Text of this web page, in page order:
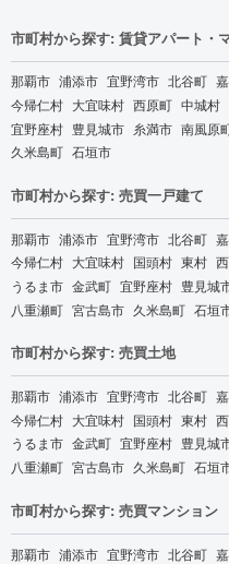
市町村から探す: 賃貸アパート・
那覇市 浦添市 宜野湾市 北谷町
今帰仁村 大宜味村 西原町 中城村
宜野座村 豊見城市 糸満市 南風原
久米島町 石垣市
市町村から探す: 売買一戸建て
那覇市 浦添市 宜野湾市 北谷町
今帰仁村 大宜味村 国頭村 東村
うるま市 金武町 宜野座村 豊見城
八重瀬町 宮古島市 久米島町 石垣
市町村から探す: 売買土地
那覇市 浦添市 宜野湾市 北谷町
今帰仁村 大宜味村 国頭村 東村
うるま市 金武町 宜野座村 豊見城
八重瀬町 宮古島市 久米島町 石垣
市町村から探す: 売買マンション
那覇市 浦添市 宜野湾市 北谷町